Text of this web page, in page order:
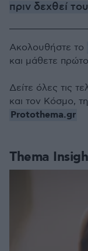
πριν δεχθεί
Thema
Ακολουθήστε το
και μάθετε
Δείτε όλες τις
και τον Κόσμο,
Protothema.gr